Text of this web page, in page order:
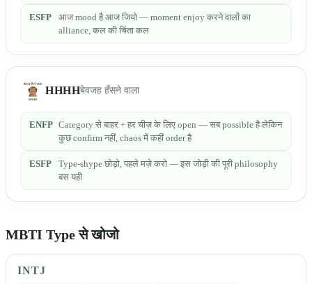
ESFP
आज mood है आज जियो — moment enjoy करने वालों का
alliance, कल की चिंता कल
HHHHबेवजह हँसने वाला
ENFP Category से बाहर + हर चीज़ के लिए open — सब possible है लेकिन
कुछ confirm नहीं, chaos में कहीं order है
ESFP
Type-shype छोड़ो, पहले मज़े करो — इस जोड़ी की पूरी philosophy
बस यही
MBTI Type से खोजो
INTJ